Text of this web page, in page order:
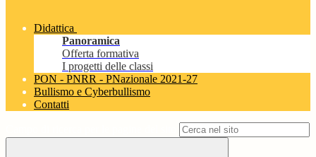
Didattica
Panoramica
Offerta formativa
I progetti delle classi
PON - PNRR - PNazionale 2021-27
Bullismo e Cyberbullismo
Contatti